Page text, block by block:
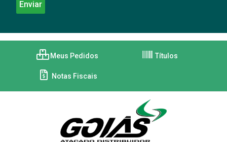
Meus Pedidos Títulos
Notas Fiscais